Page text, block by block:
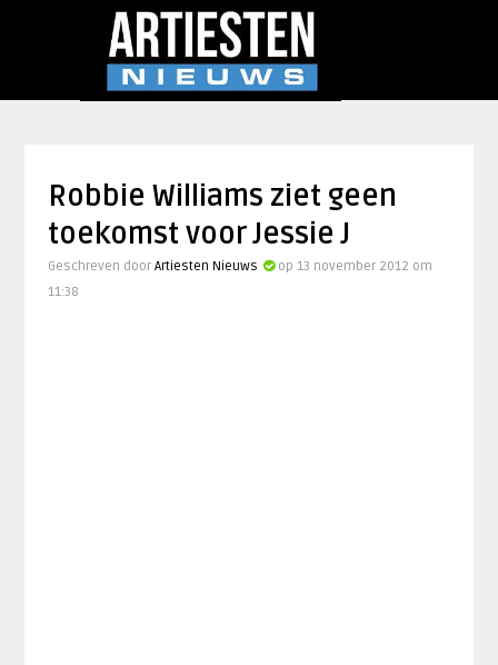
Robbie Williams ziet geen
toekomst voor Jessie J
Geschreven door Artiesten Nieuws
op 13 november 2012 om
11:38